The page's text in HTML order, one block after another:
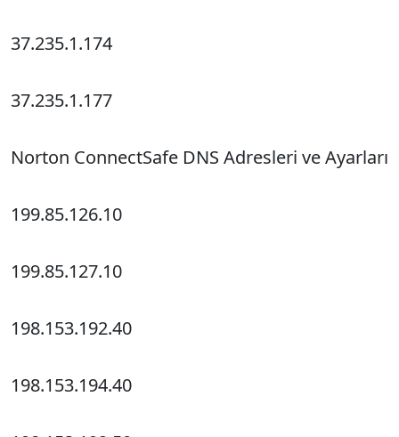
37.235.1.174
37.235.1.177
Norton ConnectSafe DNS Adresleri ve Ayarları
199.85.126.10
199.85.127.10
198.153.192.40
198.153.194.40